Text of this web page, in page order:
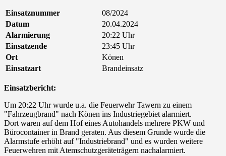
Einsatznummer
08/2024
Datum
20.04.2024
Alarmierung
20:22 Uhr
Einsatzende
23:45 Uhr
Ort
Könen
Einsatzart
Brandeinsatz
Einsatzbericht:
Um 20:22 Uhr wurde u.a. die Feuerwehr Tawern zu einem
"Fahrzeugbrand" nach Könen ins Industriegebiet alarmiert.
Dort waren auf dem Hof eines Autohandels mehrere PKW und
Bürocontainer in Brand geraten. Aus diesem Grunde wurde die
Alarmstufe erhöht auf "Industriebrand" und es wurden weitere
Feuerwehren mit Atemschutzgeräteträgern nachalarmiert.